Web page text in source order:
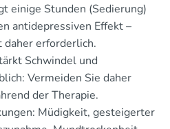
einige Stunden (Sedierung)
antidepressiven Effekt –
daher erforderlich.
Schwindel und
Vermeiden Sie daher
der Therapie.
Müdigkeit, gesteigerter